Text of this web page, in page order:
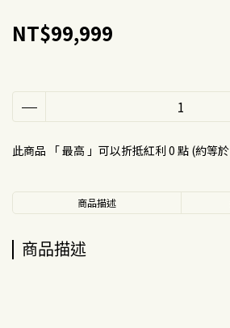
NT$99,999
此商品 「 最高 」可以折抵紅利 0 點 (約等於
商品描述
商品描述